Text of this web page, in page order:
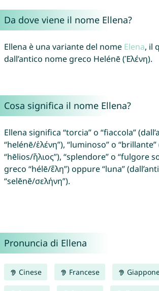
Da dove viene il nome Ellena?
Ellena è una variante del nome Elena, il
dall’antico nome greco Helénē (Ἑλένη).
Cosa significa il nome Ellena?
Ellena significa “torcia” o “fiaccola”
“helénē/ἑλένη”), “luminoso” o
“hēlios/ἥλιος”), “splendore” o “fulgore
greco “hélē/ἕλη”) oppure “luna”
“selēnē/σελήνη”).
Pronuncia di Ellena
Cinese Francese